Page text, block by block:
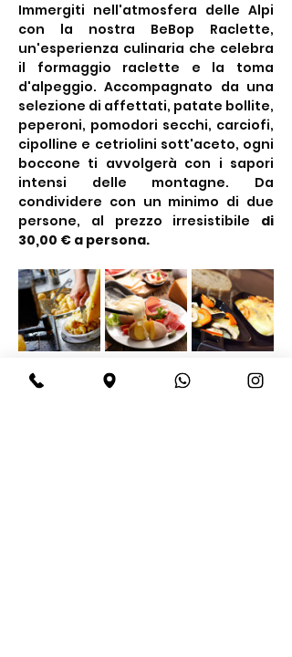
Immergiti nell'atmosfera delle Alpi
con la nostra BeBop Raclette,
un'esperienza culinaria che celebra
il formaggio raclette e la toma
d'alpeggio. Accompagnato da una
selezione di affettati, patate bollite,
peperoni, pomodori secchi, carciofi,
cipolline e cetriolini sott'aceto, ogni
boccone ti avvolgerà con i sapori
intensi delle montagne. Da
condividere con un minimo di due
persone, al prezzo irresistibile di
30,00 € a persona.